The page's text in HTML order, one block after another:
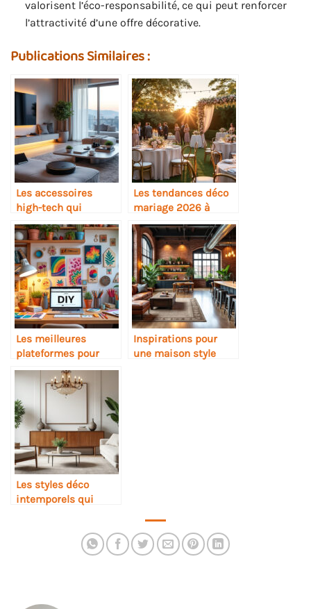
valorisent l’éco-responsabilité, ce qui peut renforcer
l’attractivité d’une offre décorative.
Publications Similaires :
Les accessoires
high-tech qui
influencent la déco
Les tendances déco
mariage 2026 à
suivre
Les meilleures
plateformes pour
apprendre le DIY et la
déco
Inspirations pour
une maison style
Les styles déco
intemporels qui